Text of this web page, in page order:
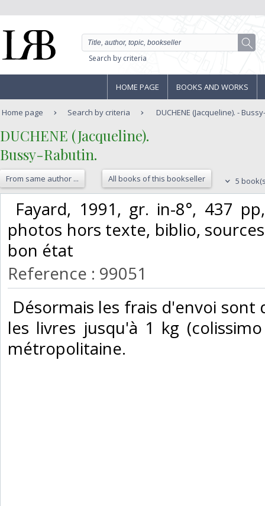
Search by criteria
HOME PAGE BOOKS AND WORKS
Home page Search by criteria DUCHENE (Jacqueline). -
‎DUCHENE (Jacqueline).‎
‎Bussy-Rabutin.‎
From same author ... All books of this bookseller 5
Fayard, 1991, gr. in-8°, 437
photos hors texte, biblio,
bon état‎
Reference : 99051
Désormais les frais d'envoi
les livres jusqu'à 1 kg
métropolitaine.‎